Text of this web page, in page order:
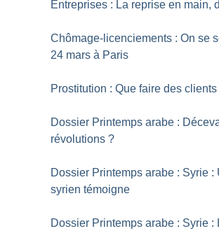
Entreprises : La reprise en main,
Chômage-licenciements : On se
24 mars à Paris
Prostitution : Que faire des clients
Dossier Printemps arabe :
révolutions ?
Dossier Printemps arabe : Syrie :
syrien témoigne
Dossier Printemps arabe : Syrie